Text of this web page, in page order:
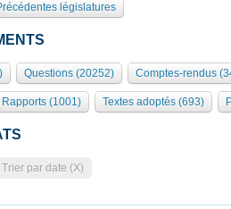
organes
des Présidents Bureau Collège des
clés
Bourbon
législatures
Questions (20252) Comptes-rendus
Rapports (1001) Textes adoptés (693)
Trier par date (X)